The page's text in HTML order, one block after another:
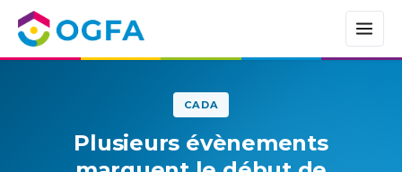
CADA
Plusieurs évènements